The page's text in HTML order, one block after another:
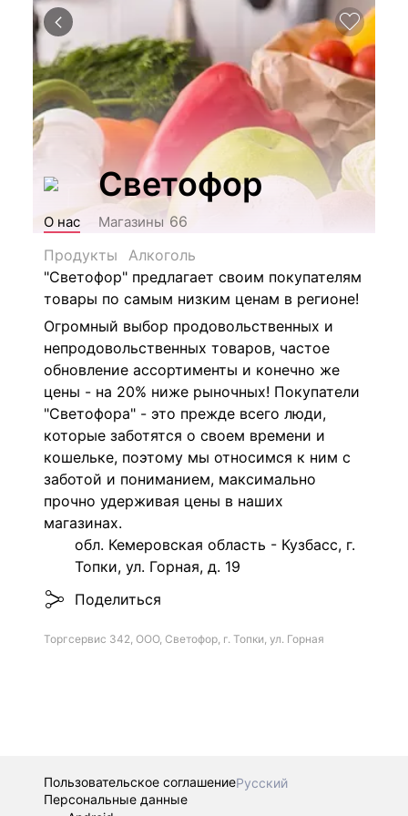
Светофор
О нас Магазины 66
Продукты
Алкоголь
"Светофор" предлагает своим покупателям
товары по самым низким ценам в регионе!
Огромный выбор продовольственных и
непродовольственных товаров, частое
обновление ассортименты и конечно же
цены - на 20% ниже рыночных! Покупатели
"Светофора" - это прежде всего люди,
которые заботятся о своем времени и
кошельке, поэтому мы относимся к ним с
заботой и пониманием, максимально
прочно удерживая цены в наших
магазинах.
обл. Кемеровская область - Кузбасс, г.
Топки, ул. Горная, д. 19
Поделиться
Торгсервис 342, ООО, Светофор, г. Топки, ул. Горная
Пользовательское соглашениеРусский
Персональные данные